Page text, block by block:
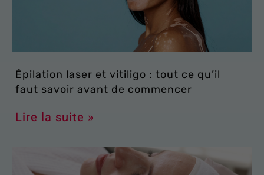
Épilation laser et vitiligo : tout ce qu’il
faut savoir avant de commencer
Lire la suite »